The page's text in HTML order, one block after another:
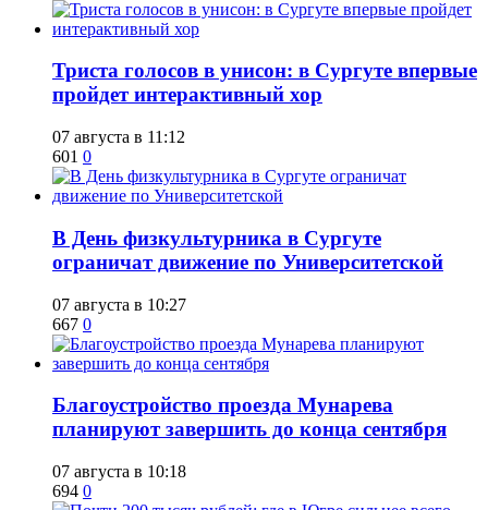
​Триста голосов в унисон: в Сургуте впервые
пройдет интерактивный хор
07 августа в 11:12
601 0
​В День физкультурника в Сургуте
ограничат движение по Университетской
07 августа в 10:27
667 0
Благоустройство проезда Мунарева
планируют завершить до конца сентября
07 августа в 10:18
694 0